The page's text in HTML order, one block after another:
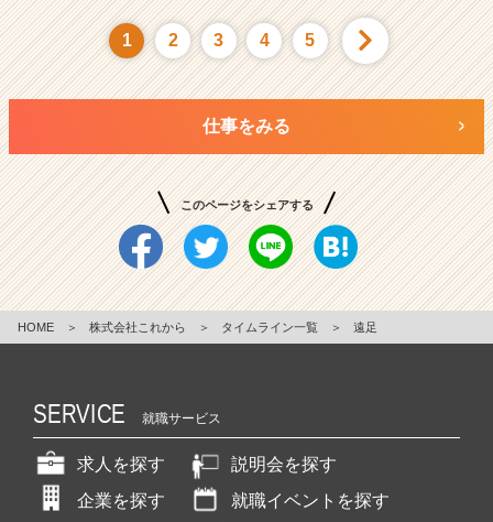
1 2 3 4 5
仕事をみる
このページをシェアする
HOME ＞ 株式会社これから ＞ タイムライン一覧 ＞ 遠足
SERVICE 就職サービス
求人を探す
説明会を探す
企業を探す
就職イベントを探す